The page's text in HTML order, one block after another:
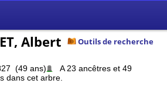
Outils de recherche
Albert
(49 ans)
A 23 ancêtres et 49
dans cet arbre.